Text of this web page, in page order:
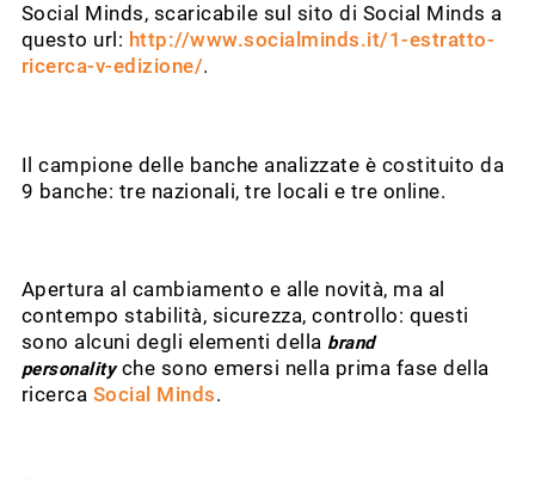
Social Minds, scaricabile sul sito di Social Minds a
questo url: http://www.socialminds.it/1-estratto-
ricerca-v-edizione/.
Il campione delle banche analizzate è costituito da
9 banche: tre nazionali, tre locali e tre online.
Apertura al cambiamento e alle novità, ma al
contempo stabilità, sicurezza, controllo: questi
sono alcuni degli elementi della brand
personalityche sono emersi nella prima fase della
ricerca Social Minds.